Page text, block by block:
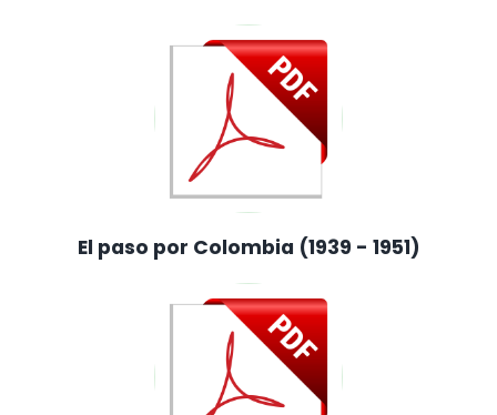
El paso por Colombia (1939 - 1951)